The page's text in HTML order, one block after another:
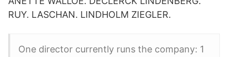
RUY. LASCHAN. LINDHOLM ZIEGLER.
One director currently runs the company: 1